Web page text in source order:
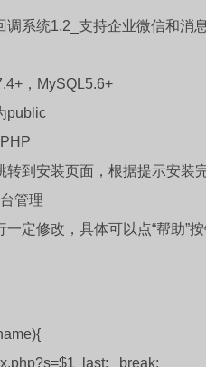
调系统1.2_支持企业微信和消
，MySQL5.6+
public
转到安装页面，根据提示安装
管理
一定修改，具体可以点“帮助”
last; break;